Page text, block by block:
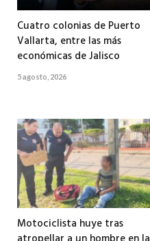
Cuatro colonias de Puerto
Vallarta, entre las más
económicas de Jalisco
5 agosto, 2026
Motociclista huye tras